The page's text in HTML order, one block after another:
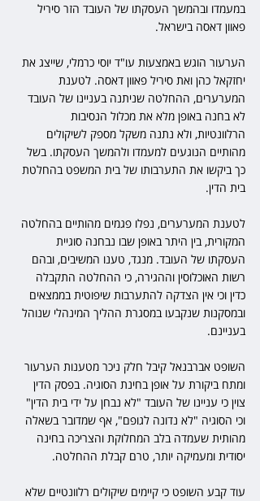
במעמדו ובהמשך העסקתו של העובד הזר סיריל
פאוון דאסה בישראל.
הערעור הוגש באמצעות עו"ד יוסי כרמלי, שייצג את
יחזקאל כהן ואת סיריל פאוון דאסה. לטענת
המערערים, ההחלטה שניתנה בעניינו של העובד
לא בחנה באופן מלא את מכלול הנסיבות
הרלוונטיות, ולא נתנה משקל מספק לשיקולים
מהותיים הנוגעים למעמדו ולהמשך העסקתו. בשל
כך ביקשו את התערבותו של בית המשפט בהחלטת
בית הדין.
לטענת המערערים, נפלו פגמים מהותיים בהחלטה
המקורית, בין היתר באופן שבו נבחנה סוגיית
העסקתו של העובד. מנגד, טענו המשיבים, ובהם
רשות האוכלוסין וההגירה, כי ההחלטה התקבלה
כדין וכי אין הצדקה להתערבות שיפוטית בממצאים
ובמסקנות שנקבעו במסגרת ההליך המינהלי שנוהל
בעניינם.
השופט אברבנאל קיבל חלק ניכר מטענות הערעור
ומתח ביקורת על אופן בחינת הסוגיה. בפסק הדין
צוין כי עניינו של העובד "לא נבחן על ידי בית הדין"
וכי הסוגיה "לא נדונה לגופם", אף שמדובר בשאלה
מהותית שעמדה בלב המחלוקת והצריכה בחינה
יסודית ומעמיקה יותר, טרם קבלת ההחלטה.
עוד קבע השופט כי קיימים שיקולים רלוונטיים שלא